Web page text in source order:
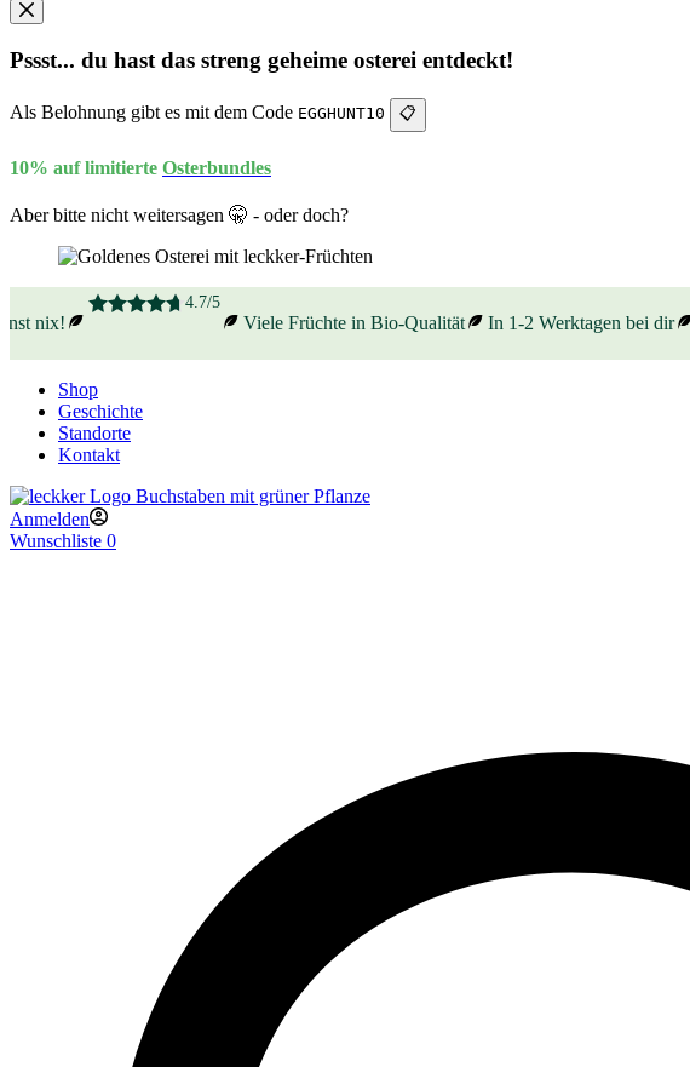
Pssst... du hast das streng geheime osterei entdeckt!
Als Belohnung gibt es mit dem Code EGGHUNT10 📋
10% auf limitierte Osterbundles
Aber bitte nicht weitersagen 🤫 - oder doch?
nix!
4.7/5
Viele Früchte in Bio-Qualität In 1-2 Werktagen bei dir
Shop
Geschichte
Standorte
Kontakt
Anmelden
Wunschliste 0